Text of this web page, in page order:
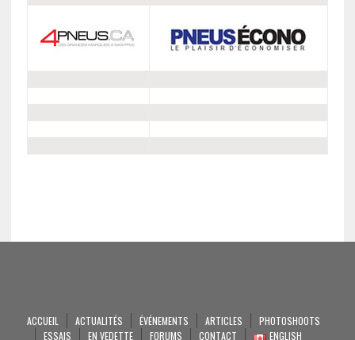
ACCUEIL ACTUALITÉS ÉVÉNEMENTS ARTICLES
PHOTOSHOOTS
ESSAIS
EN VEDETTE FORUMS CONTACT ENGLISH